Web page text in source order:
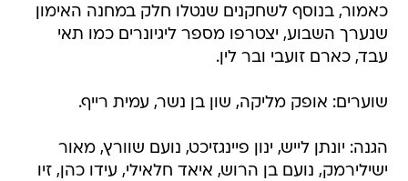
כאמור, בנוסף לשחקנים שנטלו חלק במחנה האימון
שנערך השבוע, יצטרפו מספר ליגיונרים כמו תאי
עבד, כארם זועבי ובר לין.
שוערים: אופק מליקה, שון בן נשר, עמית רייף.
הגנה: יונתן לייש, ינון פיינגזיכט, נועם שוורץ, מאור
ישילירמק, נועם בן הרוש, איאד חלאילי, עידו כהן, זיו